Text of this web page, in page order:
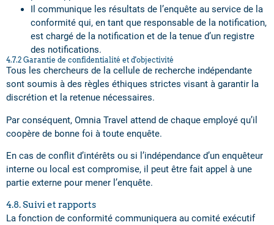
Il communique les résultats de l’enquête au service de la
conformité qui, en tant que responsable de la notification,
est chargé de la notification et de la tenue d’un registre
des notifications.
4.7.2 Garantie de confidentialité et d'objectivité
Tous les chercheurs de la cellule de recherche indépendante
sont soumis à des règles éthiques strictes visant à garantir la
discrétion et la retenue nécessaires.
Par conséquent, Omnia Travel attend de chaque employé qu’il
coopère de bonne foi à toute enquête.
En cas de conflit d’intérêts ou si l’indépendance d’un enquêteur
interne ou local est compromise, il peut être fait appel à une
partie externe pour mener l’enquête.
4.8. Suivi et rapports
La fonction de conformité communiquera au comité exécutif